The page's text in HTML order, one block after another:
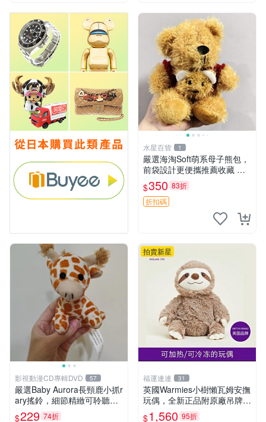
水星百貨 1
嚴選海淘Soft萌系母子熊包，
前袋設計更便攜推薦收藏 母
子熊 軟綿綿 包包
$350 83折
折扣碼
影視動漫CD專輯DVD 57
嚴選Baby Aurora長頸鹿小抓r
ary搖鈴，細節精緻可聆聽清
脆鈴音 軟萌可愛 定制紀念 金
$229 74折
拍賣新星
福運連連 31
英國Warmies小樹懶瓦姆安撫
玩偶，全新正品附原廠吊牌與
防塵袋，內藏薰衣草可加熱，
$1,560 95折